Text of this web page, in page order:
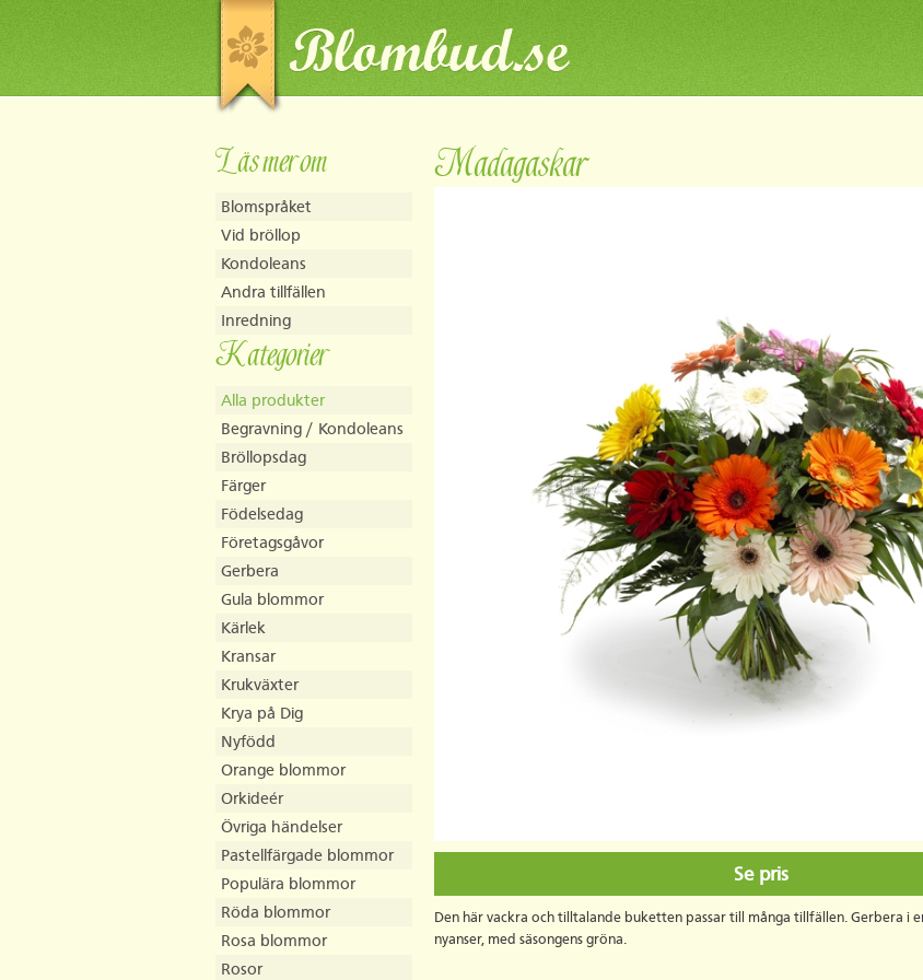
Läs mer om
Blomspråket
Vid bröllop
Kondoleans
Andra tillfällen
Inredning
Kategorier
Alla produkter
Begravning / Kondoleans
Bröllopsdag
Färger
Födelsedag
Företagsgåvor
Gerbera
Gula blommor
Kärlek
Kransar
Krukväxter
Krya på Dig
Nyfödd
Orange blommor
Orkideér
Övriga händelser
Pastellfärgade blommor
Populära blommor
Röda blommor
Rosa blommor
Rosor
Madagaskar
Se pris
Den här vackra och tilltalande buketten passar till många tillfällen. Gerbera i
nyanser, med säsongens gröna.